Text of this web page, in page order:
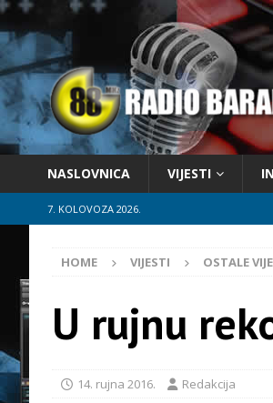
NASLOVNICA VIJESTI
7. KOLOVOZA 2026.
HOME VIJESTI OSTALE
U rujnu
14. rujna 2016. Redakcija